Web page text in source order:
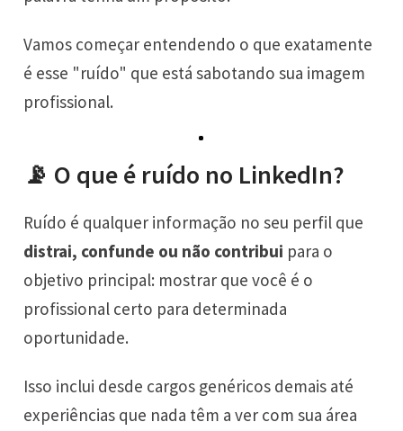
Vamos começar entendendo o que exatamente
é esse "ruído" que está sabotando sua imagem
profissional.
📡 O que é ruído no LinkedIn?
Ruído é qualquer informação no seu perfil que
distrai, confunde ou não contribui para o
objetivo principal: mostrar que você é o
profissional certo para determinada
oportunidade.
Isso inclui desde cargos genéricos demais até
experiências que nada têm a ver com sua área